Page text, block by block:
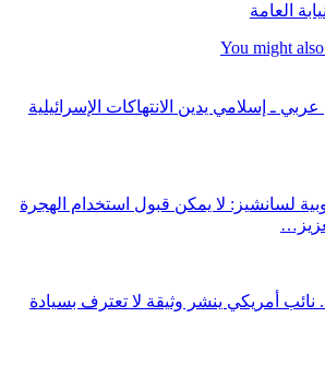
العامة
You might
ـ إسلامي يدين الانتهاكات الإسرائيلية
لسانشيز: لا يمكن قبول استخدام الهجرة
نائب أمريكي ينشر وثيقة لا تعترف بسيادة